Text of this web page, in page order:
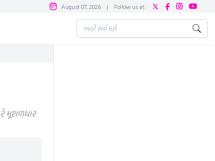
August 07, 2026 | Follow us at:
મૂશળધાર